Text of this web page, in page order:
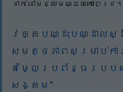
នាក់ នៅមជ្ឈមណ្ឌលកោះពេជ្រ។
វគ្គបណ្ដុះបណ្ដាលស្ដី
សមត្ថភាពសម្រាប់កា
តម្លៃប្រព័ន្ធរបប
សង្គម”